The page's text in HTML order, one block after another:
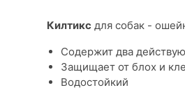
Килтикс для собак -
Содержит два
Защищает от блох и
Водостойкий